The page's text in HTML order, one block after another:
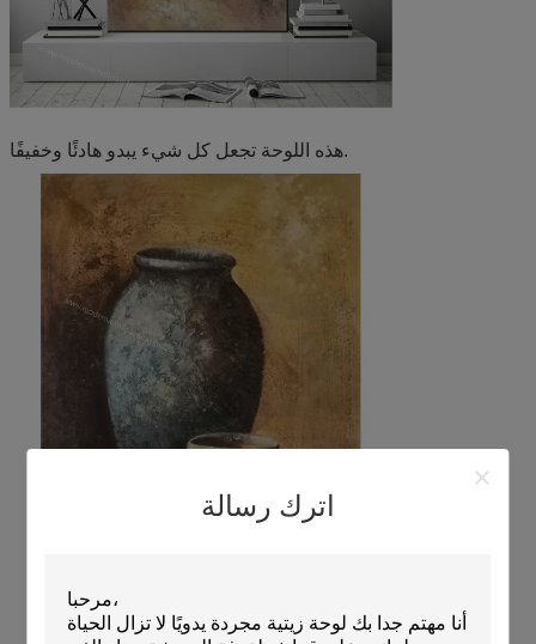
اترك رسالة
هذه اللوحة تجعل كل شيء يبدو هادئًا وخفيفًا.